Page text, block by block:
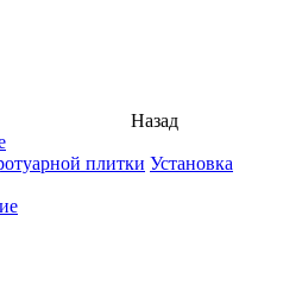
Назад
плитки Установка